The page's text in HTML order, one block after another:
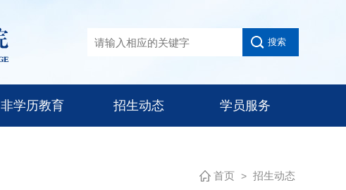
非学历教育 招生动态 学员服务
首页 > 招生动态